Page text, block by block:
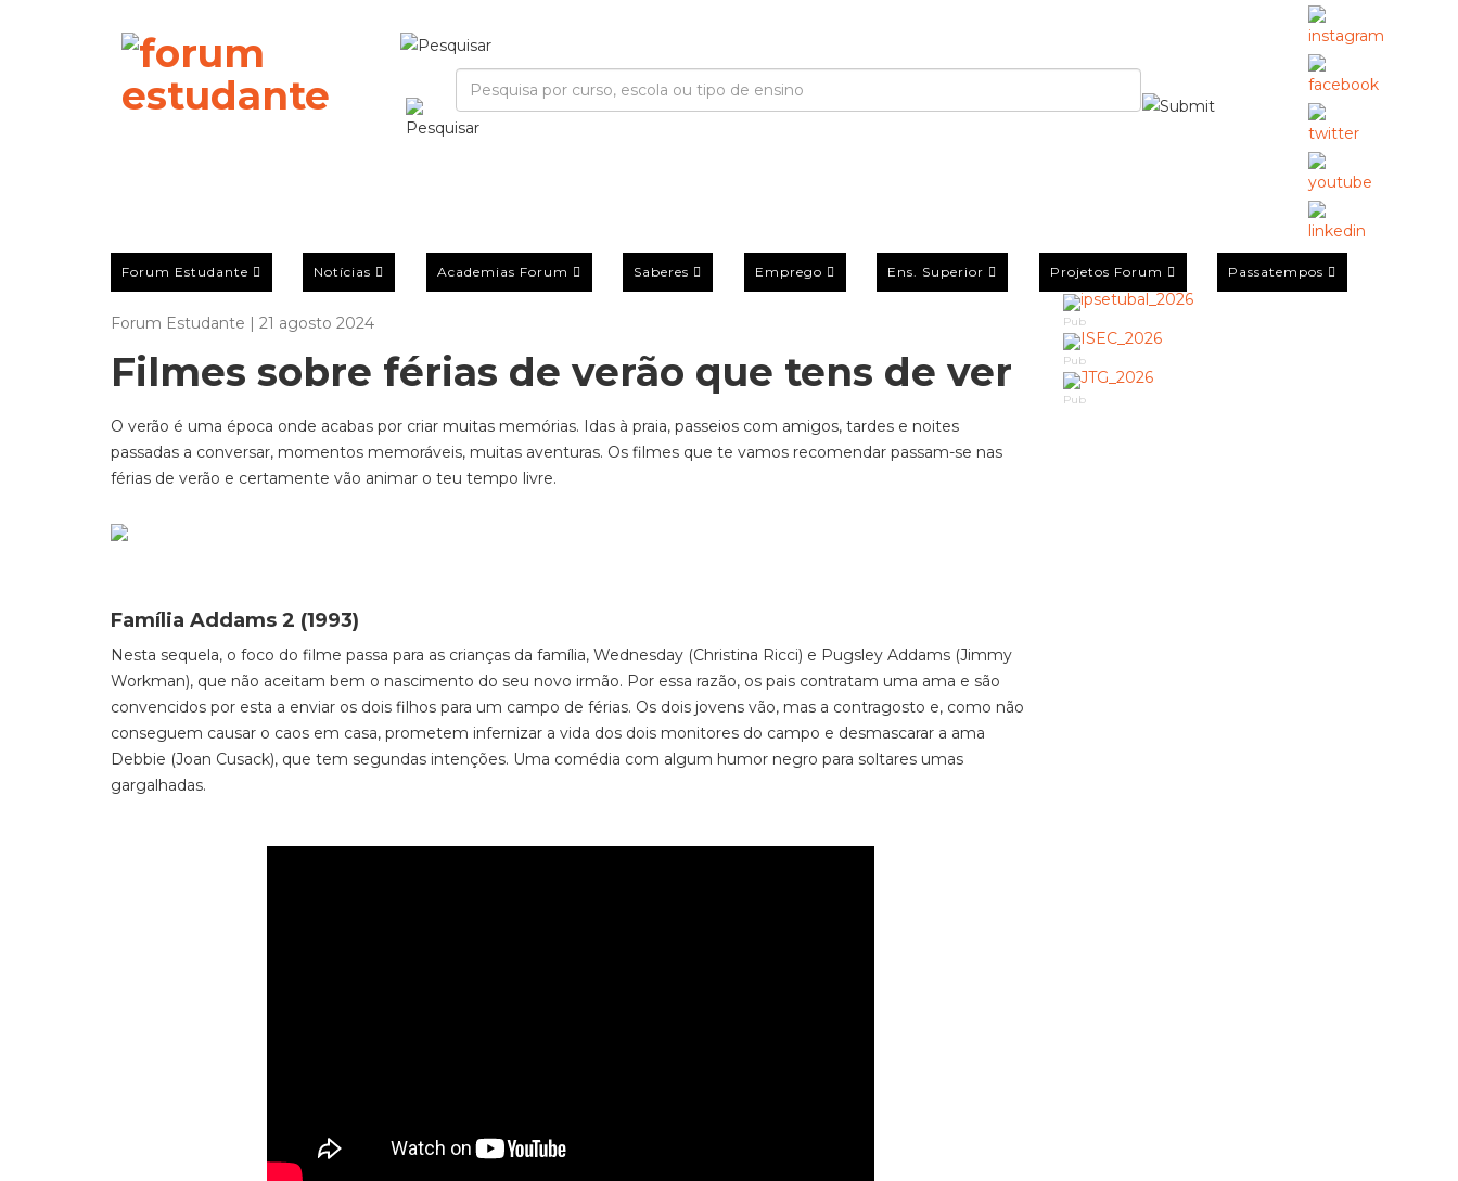
Forum Estudante Notícias Academias Forum Saberes Emprego Ens. Superior Projetos Forum Passatempos
Forum Estudante | 21 agosto 2024
Filmes sobre férias de verão que tens de ver
O verão é uma época onde acabas por criar muitas memórias. Idas à praia, passeios com amigos, tardes e noites
passadas a conversar, momentos memoráveis, muitas aventuras. Os filmes que te vamos recomendar passam-se nas
férias de verão e certamente vão animar o teu tempo livre.
Família Addams 2 (1993)
Nesta sequela, o foco do filme passa para as crianças da família, Wednesday (Christina Ricci) e Pugsley Addams (Jimmy
Workman), que não aceitam bem o nascimento do seu novo irmão. Por essa razão, os pais contratam uma ama e são
convencidos por esta a enviar os dois filhos para um campo de férias. Os dois jovens vão, mas a contragosto e, como não
conseguem causar o caos em casa, prometem infernizar a vida dos dois monitores do campo e desmascarar a ama
Debbie (Joan Cusack), que tem segundas intenções. Uma comédia com algum humor negro para soltares umas
gargalhadas.
Pub
Pub
Pub